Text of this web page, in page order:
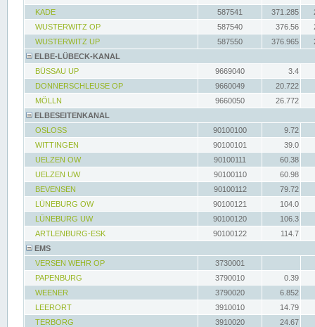
KADE
587541 371.285
WUSTERWITZ OP
587540 376.56
WUSTERWITZ UP
587550 376.965
ELBE-LÜBECK-KANAL
BÜSSAU UP
9669040
3.4
DONNERSCHLEUSE OP
9660049
20.722
MÖLLN
9660050
26.772
ELBESEITENKANAL
OSLOSS
90100100
9.72
WITTINGEN
90100101
39.0
UELZEN OW
90100111
60.38
UELZEN UW
90100110
60.98
BEVENSEN
90100112
79.72
LÜNEBURG OW
90100121
104.0
LÜNEBURG UW
90100120
106.3
ARTLENBURG-ESK
90100122
114.7
EMS
VERSEN WEHR OP
3730001
PAPENBURG
3790010
0.39
WEENER
3790020
6.852
LEERORT
3910010
14.79
TERBORG
3910020
24.67